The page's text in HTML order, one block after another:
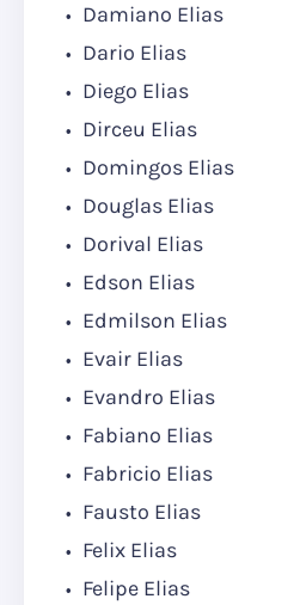
Damiano Elias
Dario Elias
Diego Elias
Dirceu Elias
Domingos Elias
Douglas Elias
Dorival Elias
Edson Elias
Edmilson Elias
Evair Elias
Evandro Elias
Fabiano Elias
Fabricio Elias
Fausto Elias
Felix Elias
Felipe Elias